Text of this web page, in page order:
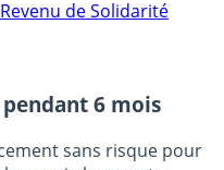
pendant 6 mois